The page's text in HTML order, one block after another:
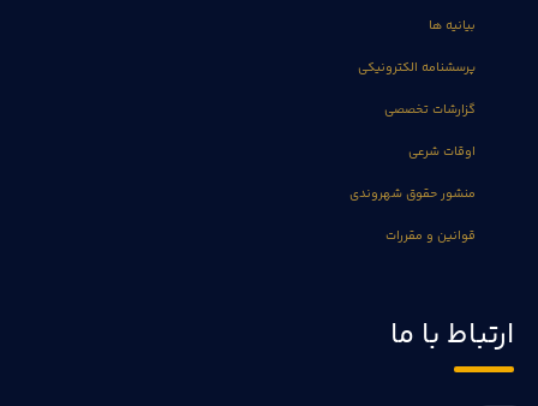
بیانیه ها
پرسشنامه الکترونیکی
گزارشات تخصصی
اوقات شرعی
منشور حقوق شهروندی
قوانین و مقررات
ارتباط با ما